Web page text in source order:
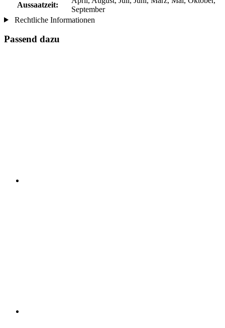
Aussaatzeit:
September
Rechtliche Informationen
Passend dazu